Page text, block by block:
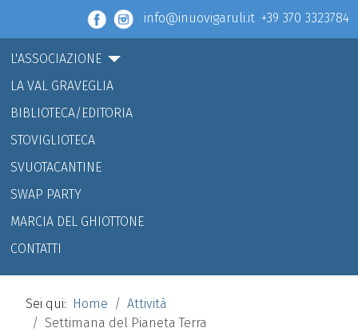
info@inuovigaruli.it +39 370 3323784
L'ASSOCIAZIONE
LA VAL GRAVEGLIA
BIBLIOTECA/EDITORIA
STOVIGLIOTECA
SVUOTACANTINE
SWAP PARTY
MARCIA DEL GHIOTTONE
CONTATTI
Sei qui: Home
Attività
Settimana del Pianeta Terra